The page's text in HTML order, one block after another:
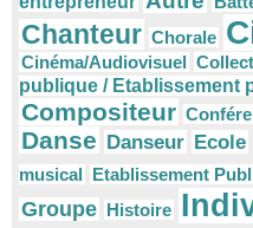
Chanteur Chorale
Cinéma/Audiovisuel
publique / Etablissement
Compositeur
Danse Danseur Ecole
musical Etablissement
Groupe Histoire